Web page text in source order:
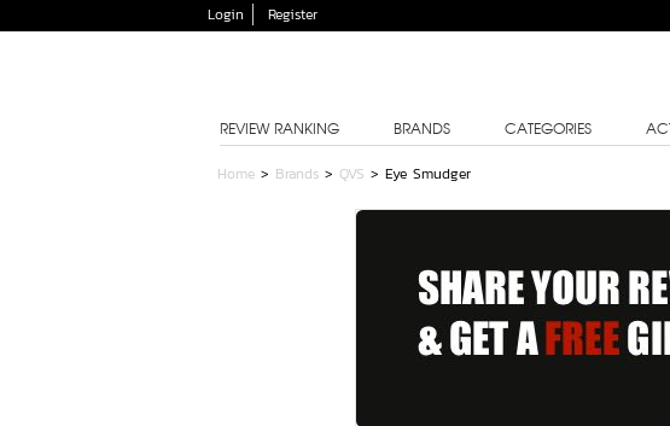
Login Register
REVIEW RANKING BRANDS CATEGORIES
Home > Brands > QVS > Eye Smudger